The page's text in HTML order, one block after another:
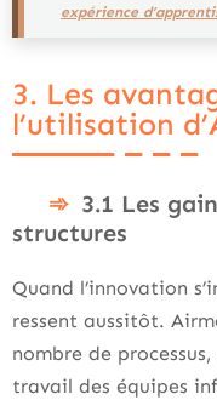
expérience
3. Les
l’utilisation
3.1 Les
structures
Quand l’innovation
ressent aussitôt.
nombre de
travail des équipes